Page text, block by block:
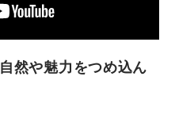
然や魅力をつめ込ん